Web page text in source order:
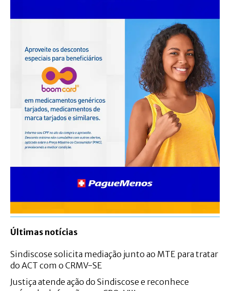
Últimas notícias
Sindiscose solicita mediação junto ao MTE para tratar
do ACT com o CRMV-SE
Justiça atende ação do Sindiscose e reconhece